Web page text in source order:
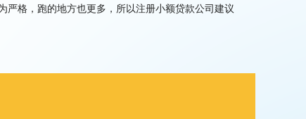
格，跑的地方也更多，所以注册小额贷款公司建议